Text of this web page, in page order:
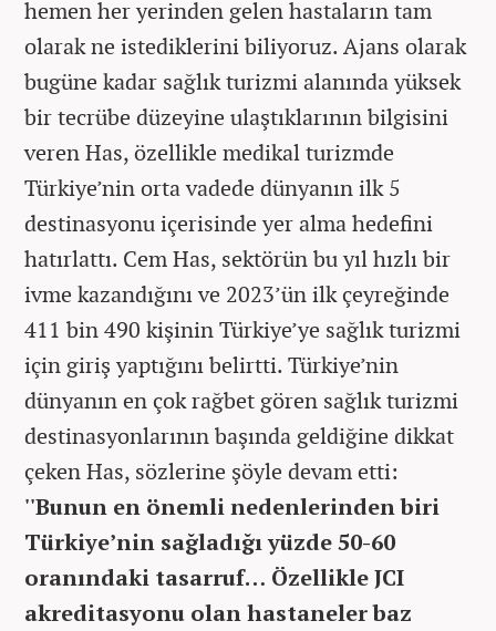
hemen her yerinden gelen hastaların tam
olarak ne istediklerini biliyoruz. Ajans olarak
bugüne kadar sağlık turizmi alanında yüksek
bir tecrübe düzeyine ulaştıklarının bilgisini
veren Has, özellikle medikal turizmde
Türkiye’nin orta vadede dünyanın ilk 5
destinasyonu içerisinde yer alma hedefini
hatırlattı. Cem Has, sektörün bu yıl hızlı bir
ivme kazandığını ve 2023’ün ilk çeyreğinde
411 bin 490 kişinin Türkiye’ye sağlık turizmi
için giriş yaptığını belirtti. Türkiye’nin
dünyanın en çok rağbet gören sağlık turizmi
destinasyonlarının başında geldiğine dikkat
çeken Has, sözlerine şöyle devam etti:
''Bunun en önemli nedenlerinden biri
Türkiye’nin sağladığı yüzde 50-60
oranındaki tasarruf… Özellikle JCI
akreditasyonu olan hastaneler baz